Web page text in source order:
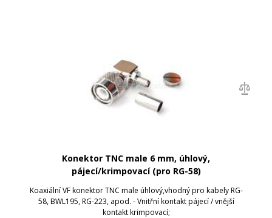
Konektor TNC male 6 mm, úhlový,
pájecí/krimpovací (pro RG-58)
Koaxiální VF konektor TNC male úhlový,vhodný pro kabely RG-
58, BWL195, RG-223, apod. - Vnitřní kontakt pájecí / vnější
kontakt krimpovací;